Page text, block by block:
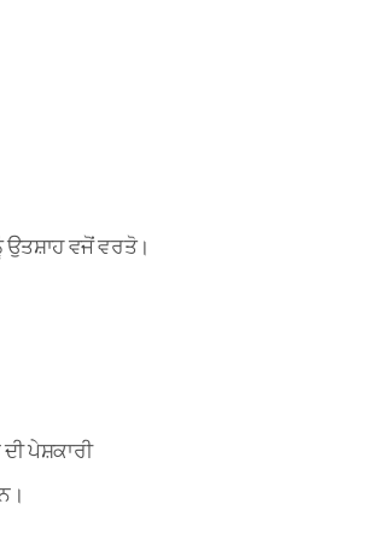
ਵਜੋਂ ਵਰਤੋ।
ਪੇਸ਼ਕਾਰੀ